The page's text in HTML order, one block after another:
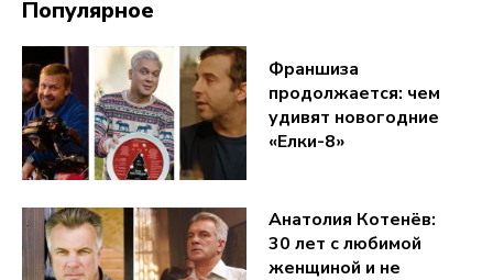
Популярное
Франшиза
продолжается: чем
удивят новогодние
«Елки-8»
Анатолия Котенёв:
30 лет с любимой
женщиной и не